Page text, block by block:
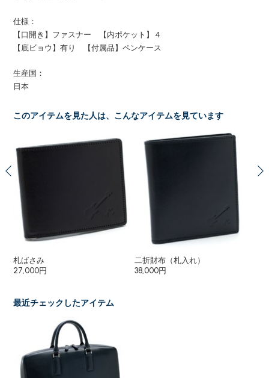
仕様：
【口開き】ファスナー 【内ポケット】４
【底ビョウ】有り 【付属品】ペンケース
生産国：
日本
このアイテムを見た人は、こんなアイテムを見ています
札ばさみ
27,000円
二折財布（札入れ）
38,000円
最近チェックしたアイテム